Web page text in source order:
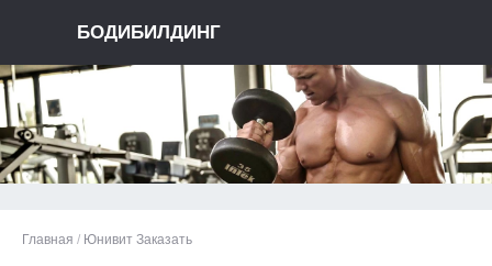
БОДИБИЛДИНГ
Главная / Юнивит Заказать